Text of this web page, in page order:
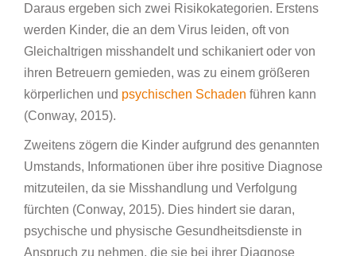
Daraus ergeben sich zwei Risikokategorien. Erstens
werden Kinder, die an dem Virus leiden, oft von
Gleichaltrigen misshandelt und schikaniert oder von
ihren Betreuern gemieden, was zu einem größeren
körperlichen und psychischen Schaden führen kann
(Conway, 2015).
Zweitens zögern die Kinder aufgrund des genannten
Umstands, Informationen über ihre positive Diagnose
mitzuteilen, da sie Misshandlung und Verfolgung
fürchten (Conway, 2015). Dies hindert sie daran,
psychische und physische Gesundheitsdienste in
Anspruch zu nehmen, die sie bei ihrer Diagnose